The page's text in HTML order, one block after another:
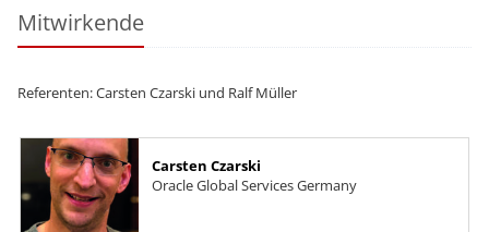
Mitwirkende
Referenten: Carsten Czarski und Ralf Müller
Carsten Czarski
Oracle Global Services Germany